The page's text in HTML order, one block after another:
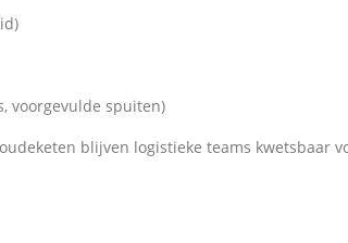
voorgevulde spuiten)
blijven logistieke teams kwetsbaar